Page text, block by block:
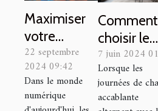
Maximiser
votre
succès sur
les sites de
rencontres
discrets
22 septembre
2024 09:42
Dans le monde
numérique
Comment
choisir le
bon
système de
7 juin 2024
Lorsque les
journées de
accablante